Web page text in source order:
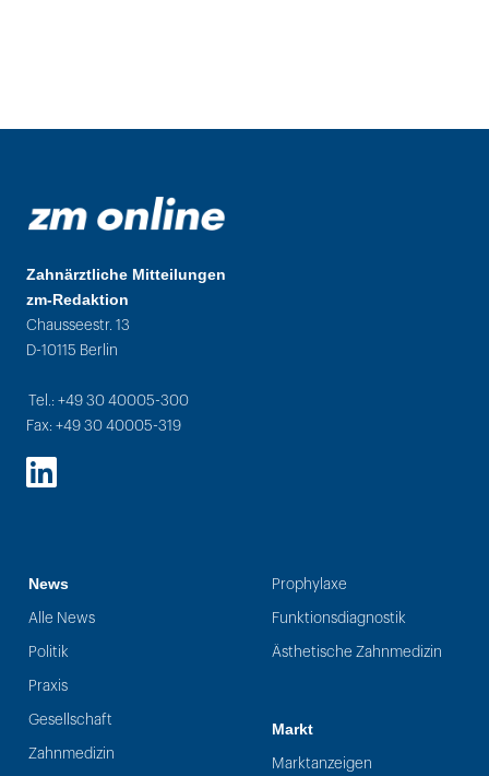
Zahnärztliche Mitteilungen
zm-Redaktion
Chausseestr. 13
D-10115 Berlin
Tel.: +49 30 40005-300
Fax: +49 30 40005-319
LinkedIn
News
Alle News
Politik
Praxis
Gesellschaft
Zahnmedizin
Prophylaxe
Funktionsdiagnostik
Ästhetische Zahnmedizin
Markt
Marktanzeigen